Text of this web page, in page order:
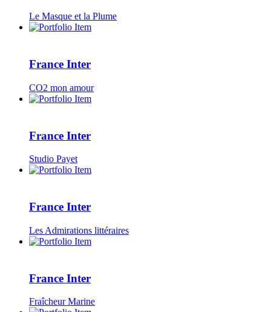
Le Masque et la Plume
France Inter
CO2 mon amour
France Inter
Studio Payet
France Inter
Les Admirations littéraires
France Inter
Fraîcheur Marine